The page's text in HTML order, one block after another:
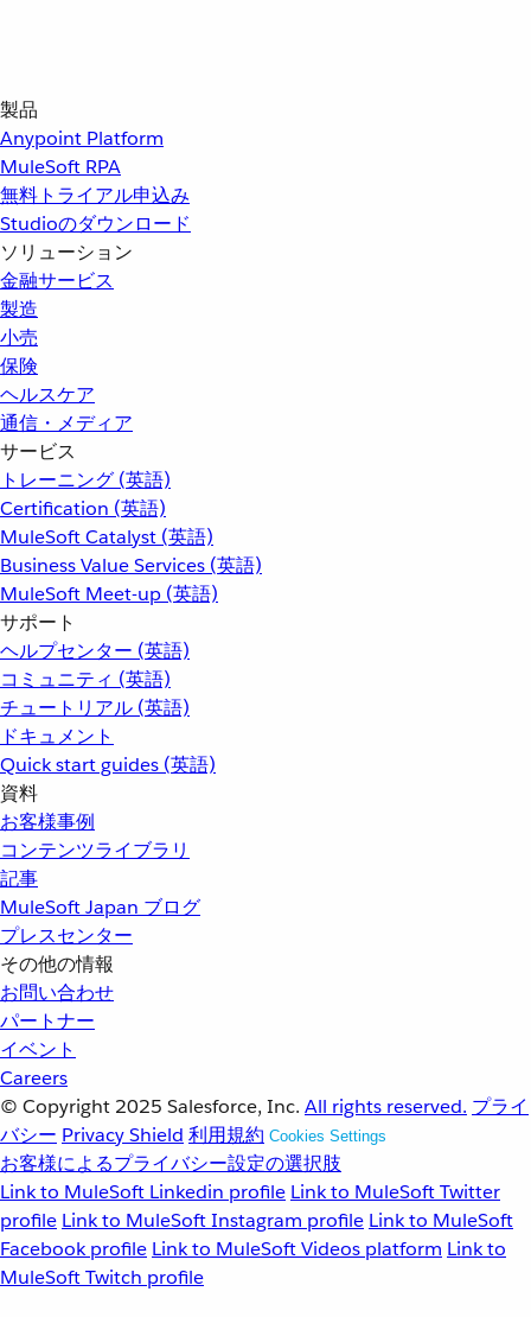
製品
Anypoint Platform
MuleSoft RPA
無料トライアル申込み
Studioのダウンロード
ソリューション
金融サービス
製造
小売
保険
ヘルスケア
通信・メディア
サービス
トレーニング (英語)
Certification (英語)
MuleSoft Catalyst (英語)
Business Value Services (英語)
MuleSoft Meet-up (英語)
サポート
ヘルプセンター (英語)
コミュニティ (英語)
チュートリアル (英語)
ドキュメント
Quick start guides (英語)
資料
お客様事例
コンテンツライブラリ
記事
MuleSoft Japan ブログ
プレスセンター
その他の情報
お問い合わせ
パートナー
イベント
Careers
© Copyright 2025 Salesforce, Inc. All rights reserved. プライ
バシー Privacy Shield 利用規約 Cookies Settings
お客様によるプライバシー設定の選択肢
Link to MuleSoft Linkedin profile Link to MuleSoft Twitter
profile Link to MuleSoft Instagram profile Link to MuleSoft
Facebook profile Link to MuleSoft Videos platform Link to
MuleSoft Twitch profile